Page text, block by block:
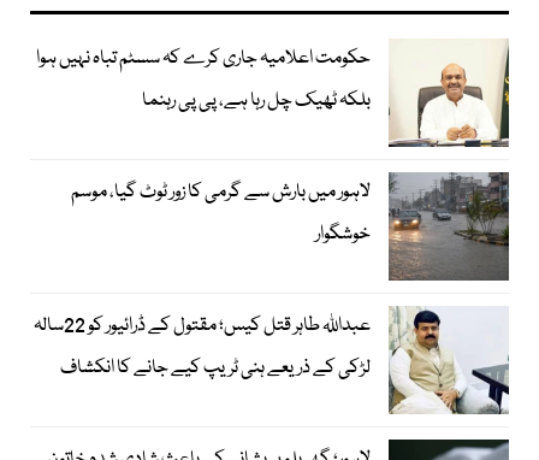
حکومت اعلامیہ جاری کرے کہ سسٹم تباہ نہیں ہوا
بلکہ ٹھیک چل رہا ہے، پی پی رہنما
لاہور میں بارش سے گرمی کا زور ٹوٹ گیا، موسم
خوشگوار
عبداللہ طاہر قتل کیس؛ مقتول کے ڈرائیور کو 22سالہ
لڑکی کے ذریعے ہنی ٹریپ کیے جانے کا انکشاف